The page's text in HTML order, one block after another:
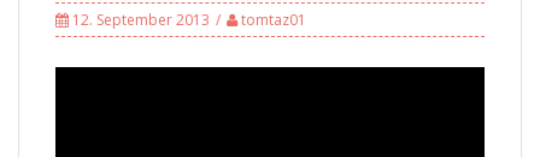
12. September 2013 tomtaz01